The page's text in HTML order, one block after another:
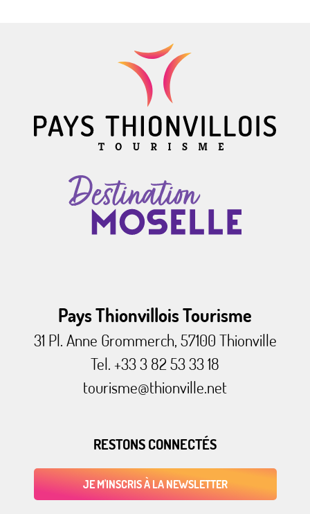
Pays Thionvillois Tourisme
31 Pl. Anne Grommerch, 57100 Thionville
Tel. +33 3 82 53 33 18
tourisme@thionville.net
RESTONS CONNECTÉS
JE M'INSCRIS À LA NEWSLETTER